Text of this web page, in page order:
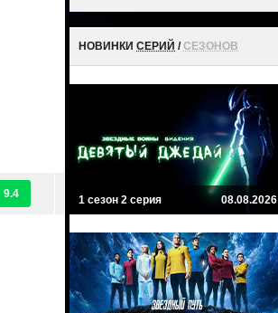
9.4
НОВИНКИ СЕРИЙ /СЕЗОНОВ
1 сезон 2 серия 08.08.2026